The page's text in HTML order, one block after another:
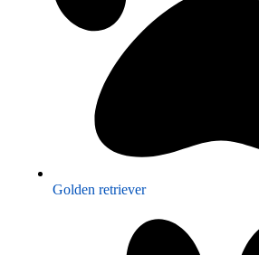
Golden retriever